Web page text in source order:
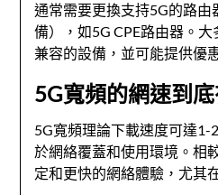
通常需要更換支持5G的路由
備），如5G CPE路由器。
兼容的設備，並可能提供優
5G寬頻的網速到
5G寬頻理論下載速度可達1-
於網絡覆蓋和使用環境。相
定和更快的網絡體驗，尤其